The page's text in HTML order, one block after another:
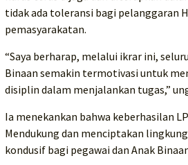
tidak ada toleransi bagi pelanggaran
pemasyarakatan.
“Saya berharap, melalui ikrar ini,
Binaan semakin termotivasi untuk
disiplin dalam menjalankan tugas,”
Ia menekankan bahwa keberhasilan
Mendukung dan menciptakan
kondusif bagi pegawai dan Anak